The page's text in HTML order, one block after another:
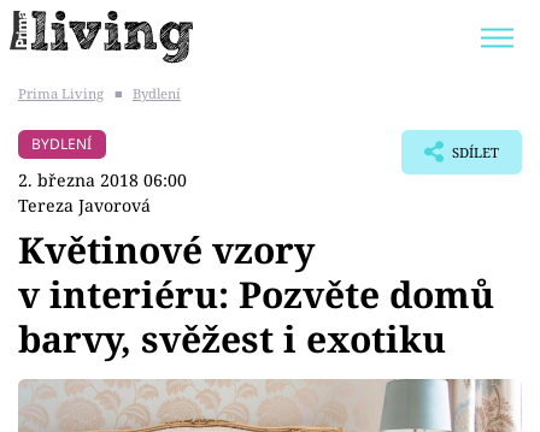
BYDLENÍ SLAVNÝCH
Témata
Bydlení
Zahrada
Prima Living ■ Bydlení
BYDLENÍ
2. března 2018 06:00
Tereza Javorová
SDÍLET
Květinové vzory
v interiéru: Pozvěte domů
barvy, svěžest i exotiku